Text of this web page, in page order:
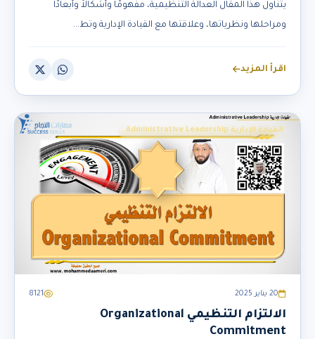
يتناول هذا المقال العدالة التنظيمية، مفهومًا وأشكالاً وأبعادًا
ومراحلها ونظرياتها، وعلاقتها مع القيادة الإدارية وتط...
اقرأ المزيد
القيادة الإدارية Administrative Leadership
20 يناير 2025 8121
الالتزام التنظيمي Organizational
Commitment